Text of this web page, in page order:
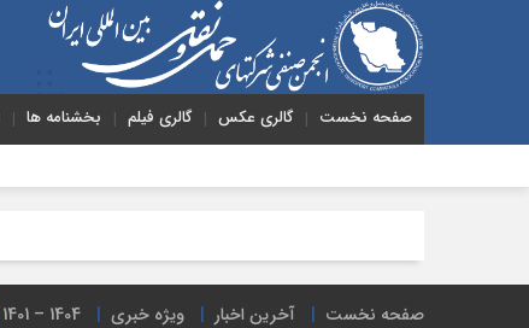
صفحه نخست گالری عکس گالری فیلم بخشنامه ها
صفحه نخست آخرین اخبار ویژه خبری 1404 – 1401